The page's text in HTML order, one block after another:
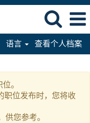
语言 查看个人档案
。
职位发布时，您将收
您参考。